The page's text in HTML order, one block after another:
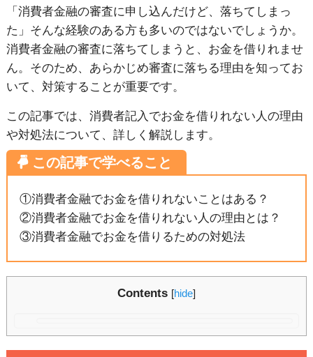
「消費者金融の審査に申し込んだけど、落ちてしまっ
た」そんな経験のある方も多いのではないでしょうか。
消費者金融の審査に落ちてしまうと、お金を借りれませ
ん。そのため、あらかじめ審査に落ちる理由を知ってお
いて、対策することが重要です。
この記事では、消費者記入でお金を借りれない人の理由
や対処法について、詳しく解説します。
①消費者金融でお金を借りれないことはある？
②消費者金融でお金を借りれない人の理由とは？
③消費者金融でお金を借りるための対処法
Contents [hide]